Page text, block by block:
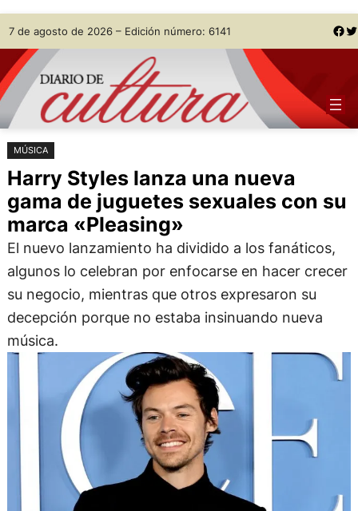
Saltar
al
contenido
Skip
to
content
7 de agosto de 2026 – Edición número: 6141 Facebook Twitter
MÚSICA
Harry Styles lanza una nueva
gama de juguetes sexuales con su
marca «Pleasing»
El nuevo lanzamiento ha dividido a los fanáticos,
algunos lo celebran por enfocarse en hacer crecer
su negocio, mientras que otros expresaron su
decepción porque no estaba insinuando nueva
música.